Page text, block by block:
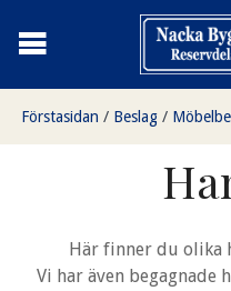
Förstasidan / Beslag /
Här finner du olika
Vi har även begagnade